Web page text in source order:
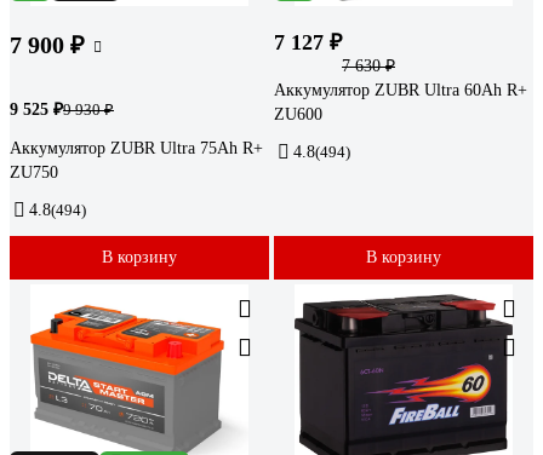
7 900 ₽
9 525 ₽9 930 ₽
Аккумулятор ZUBR Ultra 75Ah R+
ZU750
4.8(494)
В корзину
7 127 ₽
7 630 ₽
Аккумулятор ZUBR Ultra 60Ah R+
ZU600
4.8(494)
В корзину